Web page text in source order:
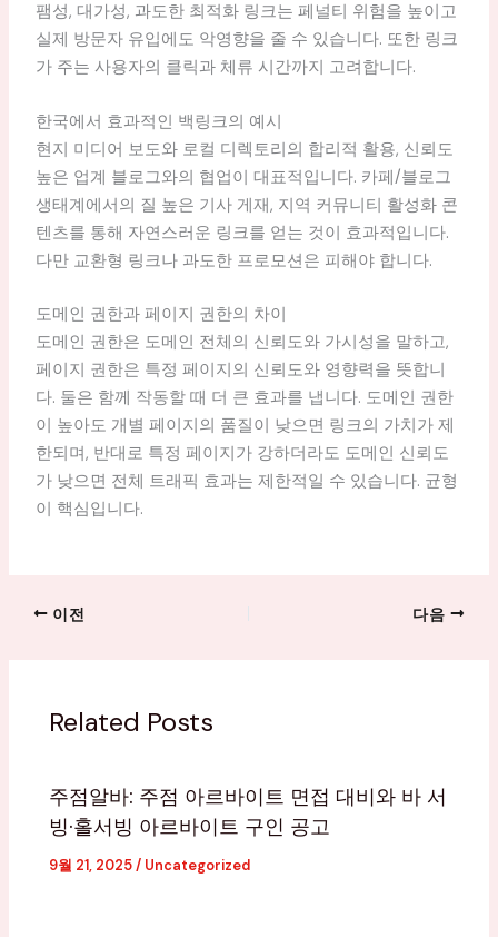
팸성, 대가성, 과도한 최적화 링크는 페널티 위험을 높이고
실제 방문자 유입에도 악영향을 줄 수 있습니다. 또한 링크
가 주는 사용자의 클릭과 체류 시간까지 고려합니다.
한국에서 효과적인 백링크의 예시
현지 미디어 보도와 로컬 디렉토리의 합리적 활용, 신뢰도
높은 업계 블로그와의 협업이 대표적입니다. 카페/블로그
생태계에서의 질 높은 기사 게재, 지역 커뮤니티 활성화 콘
텐츠를 통해 자연스러운 링크를 얻는 것이 효과적입니다.
다만 교환형 링크나 과도한 프로모션은 피해야 합니다.
도메인 권한과 페이지 권한의 차이
도메인 권한은 도메인 전체의 신뢰도와 가시성을 말하고,
페이지 권한은 특정 페이지의 신뢰도와 영향력을 뜻합니
다. 둘은 함께 작동할 때 더 큰 효과를 냅니다. 도메인 권한
이 높아도 개별 페이지의 품질이 낮으면 링크의 가치가 제
한되며, 반대로 특정 페이지가 강하더라도 도메인 신뢰도
가 낮으면 전체 트래픽 효과는 제한적일 수 있습니다. 균형
이 핵심입니다.
이전 다음
Related Posts
주점알바: 주점 아르바이트 면접 대비와 바 서
빙·홀서빙 아르바이트 구인 공고
9월 21, 2025/ Uncategorized